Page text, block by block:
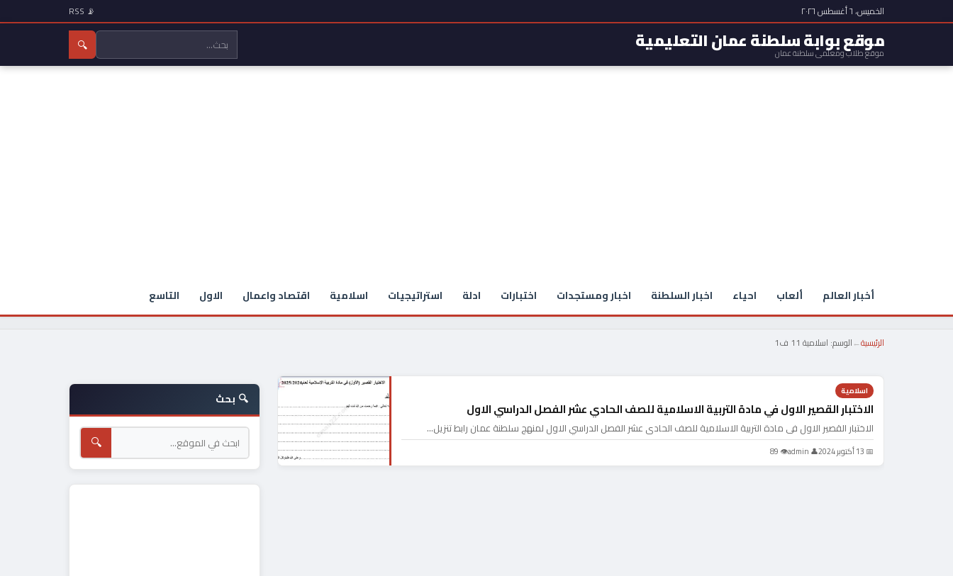
الخميس، ٦ أغسطس ٢٠٢٦ 📡 RSS
موقع بوابة سلطنة عمان التعليمية
موقع طلاب ومعلمي سلطنة عمان
🔍
أخبار العالم ألعاب احياء اخبار السلطنة اخبار ومستجدات اختبارات ادلة استراتيجيات اسلامية اقتصاد واعمال الاول التاسع
الرئيسية←الوسم: اسلامية 11 ف1
اسلامية
الاختبار القصير الاول في مادة التربية الاسلامية للصف الحادي عشر الفصل الدراسي الاول
الاختبار القصير الاول في مادة التربية الاسلامية للصف الحادي عشر الفصل الدراسي الاول لمنهج سلطنة عمان رابط تنزيل…
📅 13 أكتوبر 2024 👤 admin
👁 89
🔍 بحث
🔍